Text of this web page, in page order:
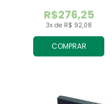
COMPRAR
3x de R$ 92,08
R$276,25